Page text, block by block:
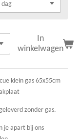
In
winkelwagen
klein gas 65x55cm
zonder gas.
je apart bij ons